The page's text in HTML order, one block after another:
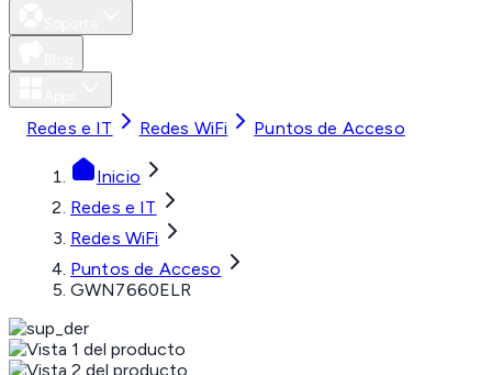
Redes e IT Redes WiFi Puntos de Acceso
Inicio
Redes e IT
Redes WiFi
Puntos de Acceso
GWN7660ELR